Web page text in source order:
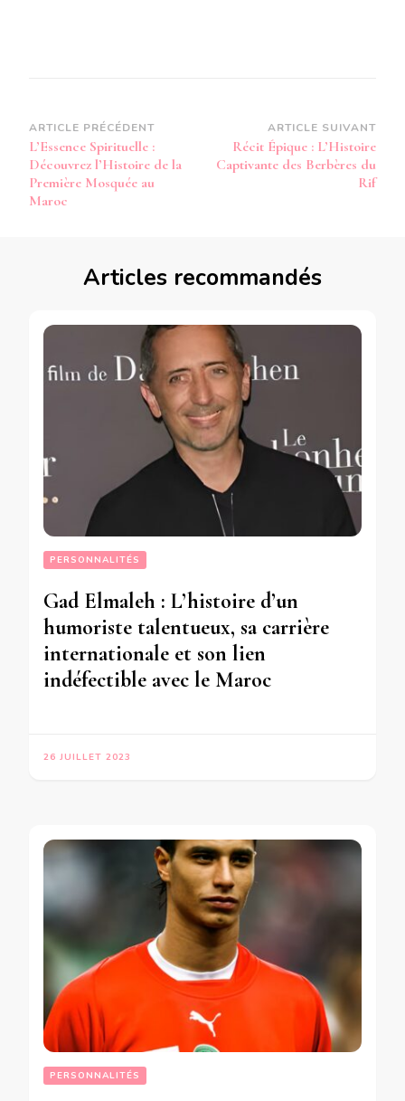
Navigation
d’article
ARTICLE PRÉCÉDENT
L’Essence Spirituelle :
Découvrez l’Histoire de la
Première Mosquée au
Maroc
ARTICLE SUIVANT
Récit Épique : L’Histoire
Captivante des Berbères du
Rif
Articles recommandés
PERSONNALITÉS
Gad Elmaleh : L’histoire d’un
humoriste talentueux, sa carrière
internationale et son lien
indéfectible avec le Maroc
26 JUILLET 2023
PERSONNALITÉS